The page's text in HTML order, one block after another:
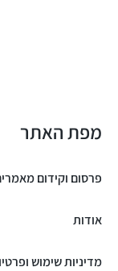
מפת האתר
פרסום וקידום
אודות
מדיניות שימוש